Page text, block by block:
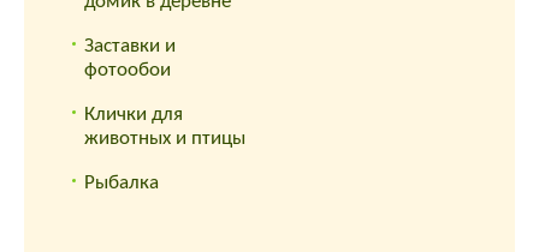
Заставки и
фотообои
Клички для
животных и птицы
Рыбалка